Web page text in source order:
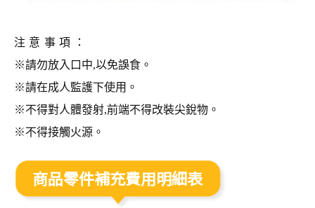
注意事項
：
※請勿放入口中,以免誤食。
※請在成人監護下使用。
※不得對人體發射,前端不得改裝尖銳物。
※不得接觸火源。
商品零件補充費用明細表